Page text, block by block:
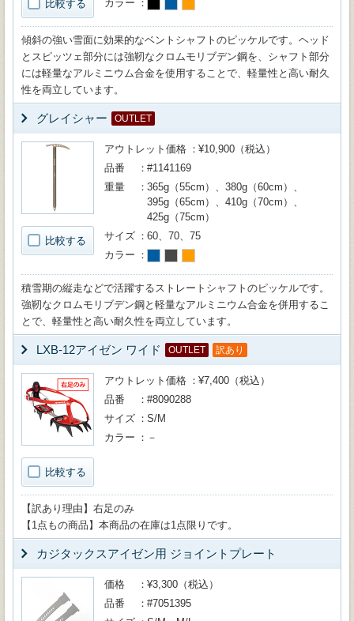
比較する カラー
傾斜の強い雪面に効果的なベントシャフトのピッケルです。ヘッド
とスピッツェ部分には強靭なクロムモリブデン鋼を、シャフト部分
には軽量なアルミニウム合金を使用することで、軽量性と高い耐久
性を両立しています。
グレイシャー OUTLET
比較する
アウトレット価格
¥10,900（税込）
品番
#1141169
重量
365g（55cm）、380g（60cm）、
395g（65cm）、410g（70cm）、
425g（75cm）
サイズ
60、70、75
カラー
積雪期の縦走などで活躍するストレートシャフトのピッケルです。
強靭なクロムモリブデン鋼と軽量なアルミニウム合金を併用するこ
とで、軽量性と高い耐久性を両立しています。
LXB-12アイゼン ワイド OUTLET 訳あり
比較する
アウトレット価格
¥7,400（税込）
品番
#8090288
サイズ
S/M
カラー
－
【訳あり理由】右足のみ
【1点もの商品】本商品の在庫は1点限りです。
カジタックスアイゼン用 ジョイントプレート
価格
¥3,300（税込）
品番
#7051395